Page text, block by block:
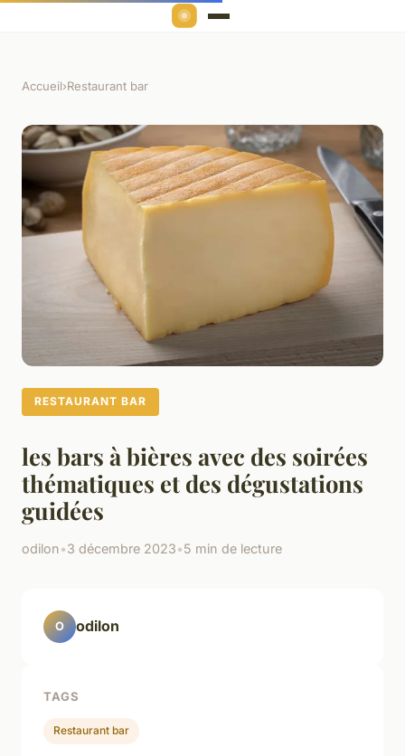
Accueil›Restaurant bar
RESTAURANT BAR
les bars à bières avec des soirées
thématiques et des dégustations
guidées
odilon•3 décembre 2023•5 min de lecture
O odilon
TAGS
Restaurant bar